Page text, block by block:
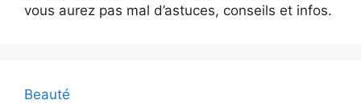
vous aurez pas mal d’astuces, conseils et infos.
Beauté